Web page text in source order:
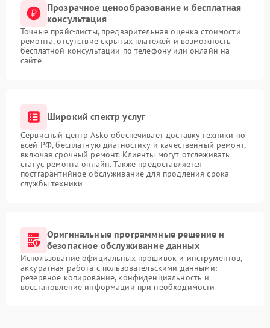
Прозрачное ценообразование и бесплатная
консультация
Точные прайс-листы, предварительная оценка стоимости
ремонта, отсутствие скрытых платежей и возможность
бесплатной консультации по телефону или онлайн на
сайте
Широкий спектр услуг
Сервисный центр Asko обеспечивает доставку техники по
всей РФ, бесплатную диагностику и качественный ремонт,
включая срочный ремонт. Клиенты могут отслеживать
статус ремонта онлайн. Также предоставляется
постгарантийное обслуживание для продления срока
службы техники
Оригинальные программные решение и
безопасное обслуживание данных
Использование официальных прошивок и инструментов,
аккуратная работа с пользовательскими данными:
резервное копирование, конфиденциальность и
восстановление информации при необходимости